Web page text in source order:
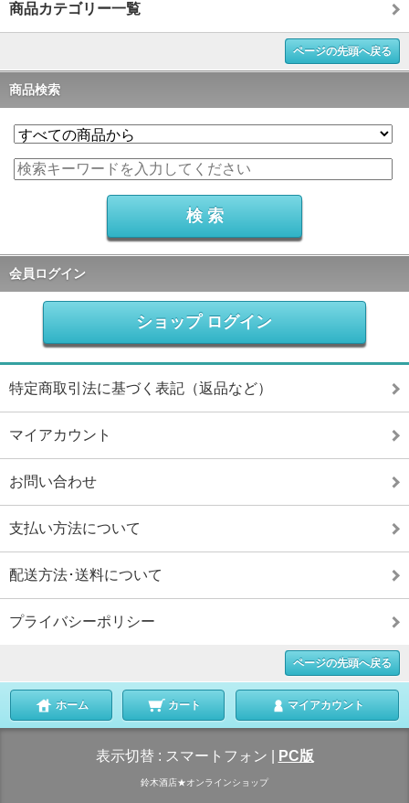
商品カテゴリー一覧
ページの先頭へ戻る
商品検索
会員ログイン
ショップ ログイン
特定商取引法に基づく表記（返品など）
マイアカウント
お問い合わせ
支払い方法について
配送方法･送料について
プライバシーポリシー
ページの先頭へ戻る
ホーム カート マイアカウント
表示切替 : スマートフォン PC版
鈴木酒店★オンラインショップ